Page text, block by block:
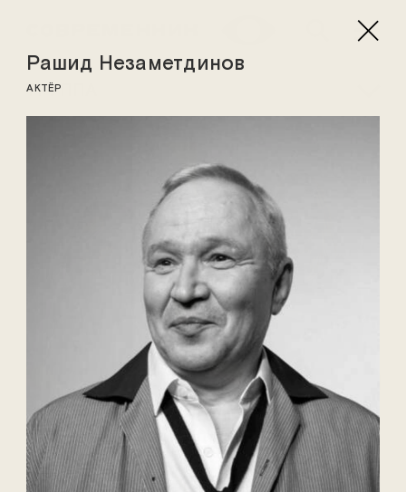
ТРУППА
Мария Аниканова
Вероника Амирханова
Рашид Незаметдинов
АКТЁР